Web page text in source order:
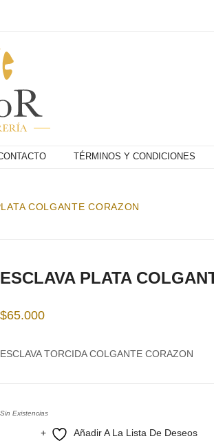
TÉRMINOS Y CONDICIONES
COLGANTE CORAZON
ESCLAVA PLATA
$65.000
ESCLAVA TORCIDA COLGANTE CORAZON
Sin Existencias
Añadir A La Lista De Deseos